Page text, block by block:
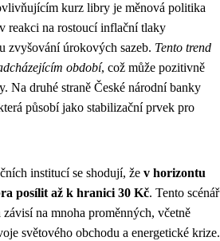
kurz libry je měnová politika
reakci na rostoucí inflační tlaky
zvyšování úrokových sazeb. Tento trend
období, což může pozitivně
Na druhé straně České národní banky
působí jako stabilizační prvek pro
institucí se shodují, že v horizontu
posílit až k hranici 30 Kč. Tento scénář
na mnoha proměnných, včetně
světového obchodu a energetické krize.